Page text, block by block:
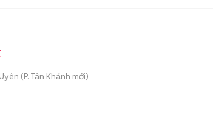
(P. Tân Khánh mới)